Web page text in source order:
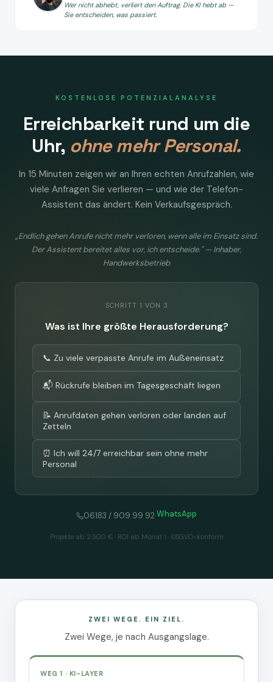
Wer nicht abhebt, verliert den Auftrag. Die KI hebt ab —
Sie entscheiden, was passiert.
KOSTENLOSE POTENZIALANALYSE
Erreichbarkeit rund um die
Uhr, ohne mehr Personal.
In 15 Minuten zeigen wir an Ihren echten Anrufzahlen, wie
viele Anfragen Sie verlieren — und wie der Telefon-
Assistent das ändert. Kein Verkaufsgespräch.
„Endlich gehen Anrufe nicht mehr verloren, wenn alle im Einsatz sind.
Der Assistent bereitet alles vor, ich entscheide." — Inhaber,
Handwerksbetrieb
SCHRITT 1 VON 3
Was ist Ihre größte Herausforderung?
📞 Zu viele verpasste Anrufe im Außeneinsatz
📬 Rückrufe bleiben im Tagesgeschäft liegen
📝 Anrufdaten gehen verloren oder landen auf
Zetteln
⏰ Ich will 24/7 erreichbar sein ohne mehr
Personal
06183 / 909 99 92·WhatsApp
Projekte ab 2.500 € · ROI ab Monat 1 · DSGVO-konform
ZWEI WEGE. EIN ZIEL.
Zwei Wege, je nach Ausgangslage.
WEG 1 · KI-LAYER